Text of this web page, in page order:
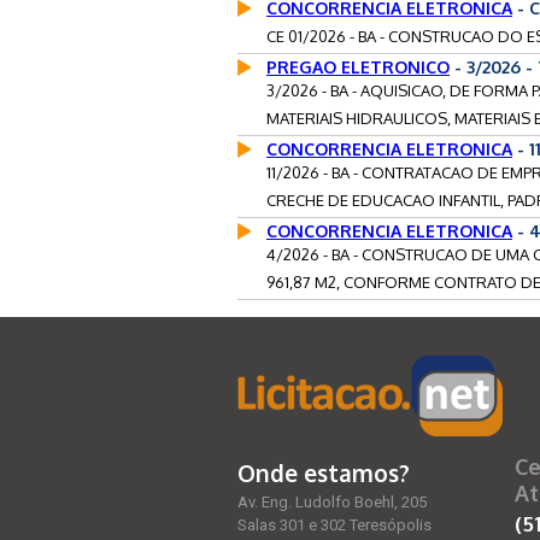
CONCORRENCIA ELETRONICA -
CE 01/2026 - BA - CONSTRUCAO DO
PREGAO ELETRONICO - 3/2026 -
3/2026 - BA - AQUISICAO, DE FORMA
MATERIAIS HIDRAULICOS, MATERIAIS
CONCORRENCIA ELETRONICA -
11/2026 - BA - CONTRATACAO DE
CRECHE DE EDUCACAO INFANTIL,
CONCORRENCIA ELETRONICA -
4/2026 - BA - CONSTRUCAO DE UMA
961,87 M2, CONFORME CONTRATO
Onde estamos?
Av. Eng. Ludolfo Boehl, 205
Salas 301 e 302 Teresópolis